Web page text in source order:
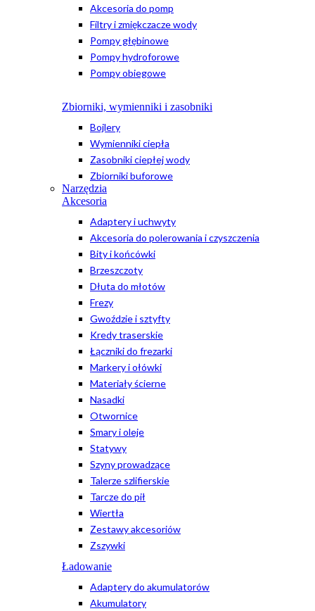
Akcesoria do pomp
Filtry i zmiękczacze wody
Pompy głębinowe
Pompy hydroforowe
Pompy obiegowe
Zbiorniki, wymienniki i zasobniki
Bojlery
Wymienniki ciepła
Zasobniki ciepłej wody
Zbiorniki buforowe
Narzędzia
Akcesoria
Adaptery i uchwyty
Akcesoria do polerowania i czyszczenia
Bity i końcówki
Brzeszczoty
Dłuta do młotów
Frezy
Gwoździe i sztyfty
Kredy traserskie
Łączniki do frezarki
Markery i ołówki
Materiały ścierne
Nasadki
Otwornice
Smary i oleje
Statywy
Szyny prowadzące
Talerze szlifierskie
Tarcze do pił
Wiertła
Zestawy akcesoriów
Zszywki
Ładowanie
Adaptery do akumulatorów
Akumulatory